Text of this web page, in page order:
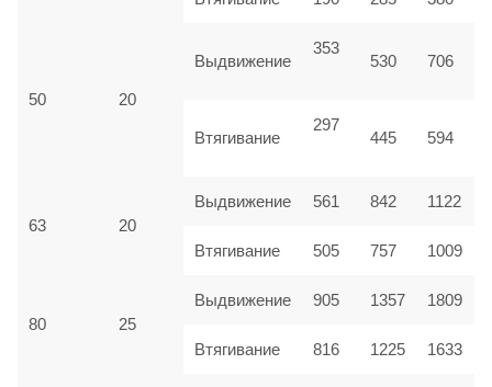
50 20
Выдвижение
353
530 706
Втягивание
297
445 594
63 20
Выдвижение 561 842 1122
Втягивание 505 757 1009
80 25
Выдвижение 905 1357 1809
Втягивание 816 1225 1633